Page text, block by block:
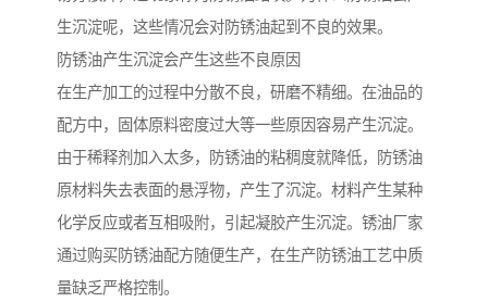
生沉淀呢，这些情况会对防锈油起到不良的效果。
防锈油产生沉淀会产生这些不良原因
在生产加工的过程中分散不良，研磨不精细。在油品的
配方中，固体原料密度过大等一些原因容易产生沉淀。
由于稀释剂加入太多，防锈油的粘稠度就降低，防锈油
原材料失去表面的悬浮物，产生了沉淀。材料产生某种
化学反应或者互相吸附，引起凝胶产生沉淀。锈油厂家
通过购买防锈油配方随便生产，在生产防锈油工艺中质
量缺乏严格控制。